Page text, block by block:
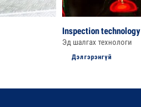
Inspection technology
Эд шалгах технологи
Дэлгэрэнгүй